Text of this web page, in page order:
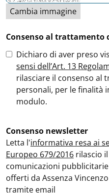
Cambia immagine
Consenso al trattamento
Dichiaro di aver preso
sensi dell’Art. 13
rilasciare il consenso al
personali, per le finalità
modulo.
Consenso newsletter
Letta l'informativa resa ai
Europeo 679/2016 rilascio
comunicazioni
offerti da Assenza
tramite email